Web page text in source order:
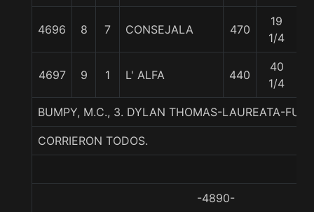
4696 8 7 CONSEJALA 470
19
1/4
4697 9 1 L' ALFA 440
40
1/4
BUMPY, M.C., 3. DYLAN THOMAS-LAUREATA-
CORRIERON TODOS.
-4890-